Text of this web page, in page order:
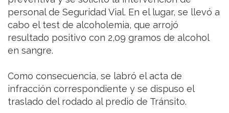
personal de Seguridad Vial. En el lugar, se llevó a
cabo el test de alcoholemia, que arrojó
resultado positivo con 2,09 gramos de alcohol
en sangre.
Como consecuencia, se labró el acta de
infracción correspondiente y se dispuso el
traslado del rodado al predio de Tránsito.